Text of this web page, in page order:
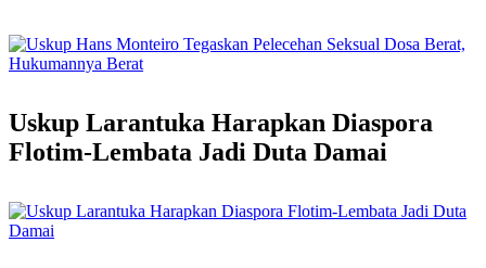
Uskup Larantuka Harapkan Diaspora
Flotim-Lembata Jadi Duta Damai